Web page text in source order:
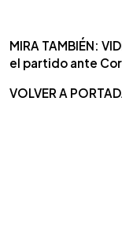
MIRA TAMBIÉN:
el partido ante
VOLVER A